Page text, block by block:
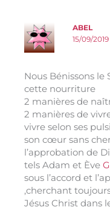
ABEL
15/09/2019
Nous Bénissons le
cette nourriture
2 manières de
2 manières de
vivre selon ses
son cœur sans
l’approbation de
tels Adam et Ève
sous l’accord et
,cherchant
Jésus Christ dans